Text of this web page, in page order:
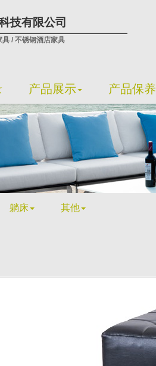
技有限公司
/ 不锈钢酒店家具
产品展示 产品保养
躺床 其他